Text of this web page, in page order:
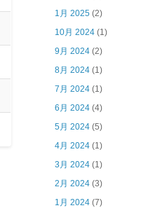
1月 2025 (2)
10月 2024 (1)
9月 2024 (2)
8月 2024 (1)
7月 2024 (1)
6月 2024 (4)
5月 2024 (5)
4月 2024 (1)
3月 2024 (1)
2月 2024 (3)
1月 2024 (7)